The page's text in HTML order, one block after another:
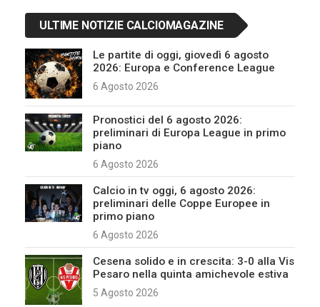
ULTIME NOTIZIE CALCIOMAGAZINE
Le partite di oggi, giovedì 6 agosto
2026: Europa e Conference League
6 Agosto 2026
Pronostici del 6 agosto 2026:
preliminari di Europa League in primo
piano
6 Agosto 2026
Calcio in tv oggi, 6 agosto 2026:
preliminari delle Coppe Europee in
primo piano
6 Agosto 2026
Cesena solido e in crescita: 3-0 alla Vis
Pesaro nella quinta amichevole estiva
5 Agosto 2026